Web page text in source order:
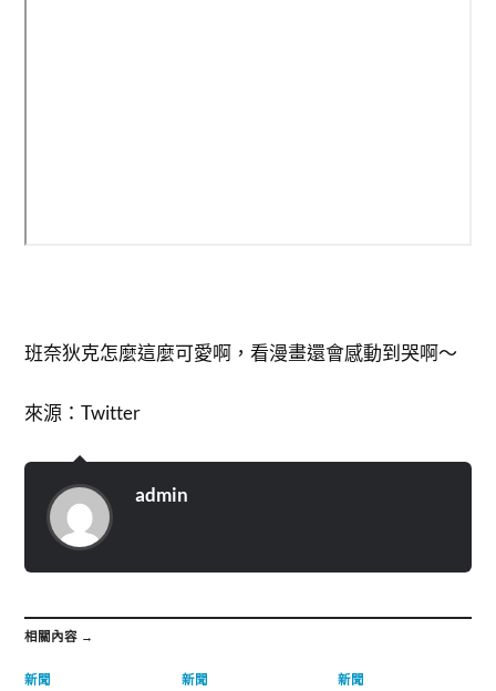
班奈狄克怎麼這麼可愛啊，看漫畫還會感動到哭啊～
來源：Twitter
admin
相關內容 →
新聞 新聞 新聞